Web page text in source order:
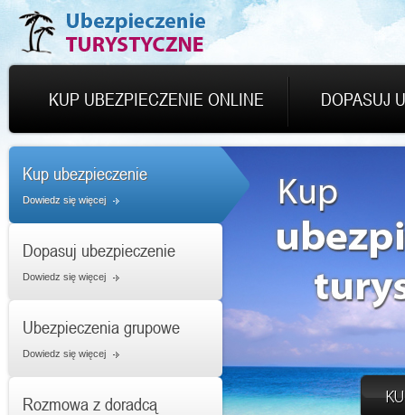
KUP UBEZPIECZENIE ONLINE DOPASUJ
Kup ubezpieczenie
Dowiedz się więcej
Dopasuj ubezpieczenie
Dowiedz się więcej
Ubezpieczenia grupowe
Dowiedz się więcej
Rozmowa z doradcą